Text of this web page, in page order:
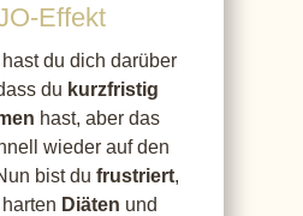
Effekt
Schon zu oft hast du dich darüber
du kurzfristig
hast, aber das
bist du frustriert,
Diäten und